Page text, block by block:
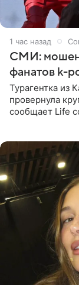
1 час назад
СМИ:
фанатов k-
Турагентка из
провернула
сообщает Life